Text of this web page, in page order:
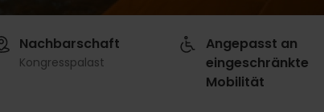
Nachbarschaft
Kongresspalast
Angepasst an
eingeschränkte
Mobilität